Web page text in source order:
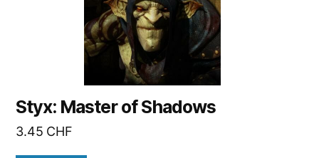
Styx: Master of Shadows
3.45 CHF